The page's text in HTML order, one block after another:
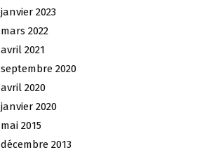
janvier 2023
mars 2022
avril 2021
septembre 2020
avril 2020
janvier 2020
mai 2015
décembre 2013